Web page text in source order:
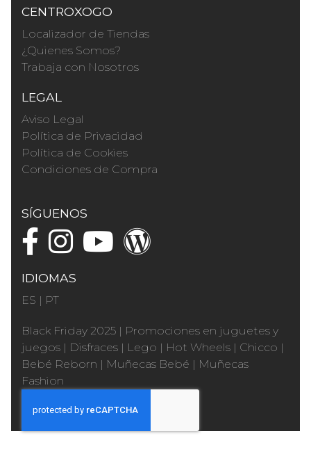
CENTROXOGO
Localizador de Tiendas
¿Quienes Somos?
Trabaja con Nosotros
LEGAL
Aviso Legal
Política de Privacidad
Política de Cookies
Condiciones de Compra
SÍGUENOS
IDIOMAS
ES | PT
Black Friday 2025 | Promociones en juguetes y
juegos | Disfraces | Lego | Hot Wheels | Chicco |
Bebé Reborn | Muñecas Bebé | Muñecas
Fashion